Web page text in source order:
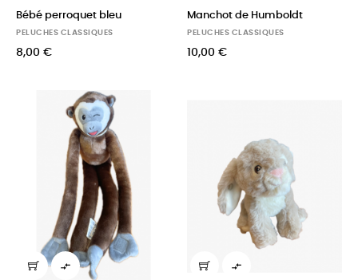
Bébé perroquet bleu
PELUCHES CLASSIQUES
8,00 €
Manchot de Humboldt
PELUCHES CLASSIQUES
10,00 €
 